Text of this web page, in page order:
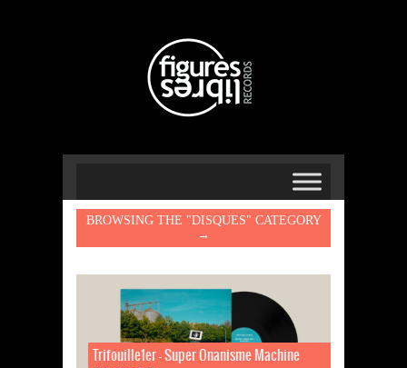
BROWSING THE "DISQUES" CATEGORY
→
Trifouille1er – Super Onanisme Machine